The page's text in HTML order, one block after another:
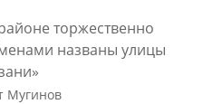
Мугинов